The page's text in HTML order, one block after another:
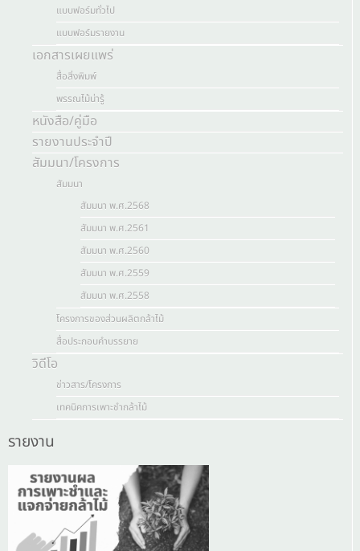
แบบฟอร์มทั่วไป
แบบฟอร์มรายงาน
เอกสารเผยแพร่
สื่อสิ่งพิมพ์
พรรณไม้น่ารู้
หนังสือ/คู่มือ
รายงานประจำปี
สัมมนา/โครงการ
สัมมนา
สัมมนา พ.ศ.2568
สัมมนา พ.ศ.2561
สัมมนา พ.ศ.2560
สัมมนา พ.ศ.2559
สัมมนา พ.ศ.2558
โครงการของส่วนผลิตกล้าไม้
สื่อประกอบคำบรรยาย
วิดีโอ
ข่าวสาร/โครงการ
เทคนิคการเพาะชำกล้าไม้
รายงาน